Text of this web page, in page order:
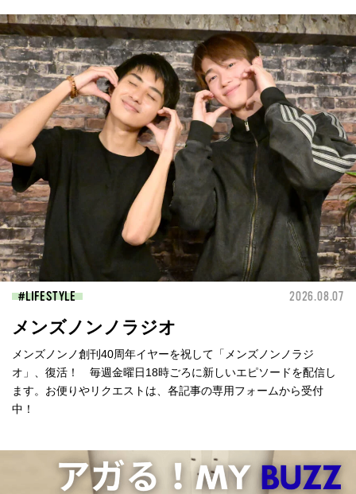
LIFESTYLE 2026.08.07
メンズノンノラジオ
メンズノンノ創刊40周年イヤーを祝して「メンズノンノラジ
オ」、復活！ 毎週金曜日18時ごろに新しいエピソードを配信し
ます。お便りやリクエストは、各記事の専用フォームから受付
中！